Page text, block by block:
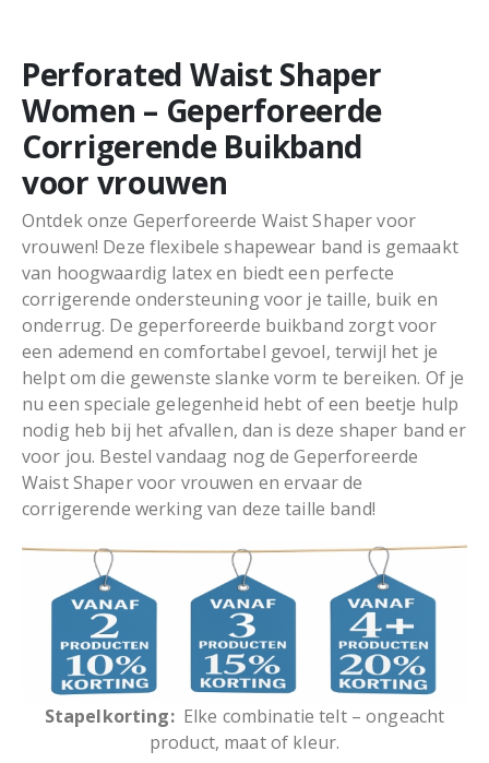
Perforated Waist Shaper
Women – Geperforeerde
Corrigerende Buikband
voor vrouwen
Ontdek onze Geperforeerde Waist Shaper voor
vrouwen! Deze flexibele shapewear band is gemaakt
van hoogwaardig latex en biedt een perfecte
corrigerende ondersteuning voor je taille, buik en
onderrug. De geperforeerde buikband zorgt voor
een ademend en comfortabel gevoel, terwijl het je
helpt om die gewenste slanke vorm te bereiken. Of je
nu een speciale gelegenheid hebt of een beetje hulp
nodig heb bij het afvallen, dan is deze shaper band er
voor jou. Bestel vandaag nog de Geperforeerde
Waist Shaper voor vrouwen en ervaar de
corrigerende werking van deze taille band!
Stapelkorting: Elke combinatie telt – ongeacht
product, maat of kleur.